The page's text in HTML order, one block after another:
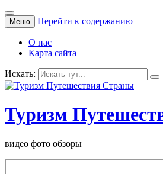
Меню Перейти к содержанию
О нас
Карта сайта
Искать:
Туризм
видео фото обзоры